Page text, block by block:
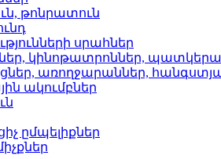
թոնրատուն­
սրա­հներ
կինոթատրոն­ներ,
առողջար­աններ,
ակումբներ­
ըմպելիքներ